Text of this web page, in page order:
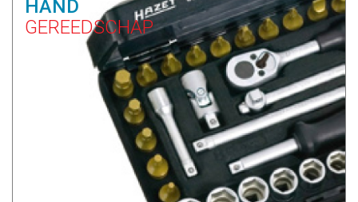
HAND
GEREEDSCHAP